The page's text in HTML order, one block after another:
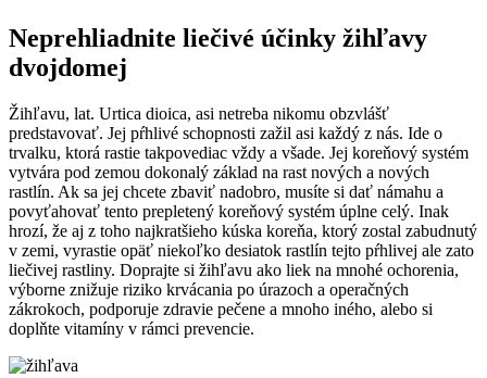
Neprehliadnite liečivé účinky žihľavy
dvojdomej
Žihľavu, lat. Urtica dioica, asi netreba nikomu obzvlášť
predstavovať. Jej pŕhlivé schopnosti zažil asi každý z nás. Ide o
trvalku, ktorá rastie takpovediac vždy a všade. Jej koreňový systém
vytvára pod zemou dokonalý základ na rast nových a nových
rastlín. Ak sa jej chcete zbaviť nadobro, musíte si dať námahu a
povyťahovať tento prepletený koreňový systém úplne celý. Inak
hrozí, že aj z toho najkratšieho kúska koreňa, ktorý zostal zabudnutý
v zemi, vyrastie opäť niekoľko desiatok rastlín tejto pŕhlivej ale zato
liečivej rastliny. Doprajte si žihľavu ako liek na mnohé ochorenia,
výborne znižuje riziko krvácania po úrazoch a operačných
zákrokoch, podporuje zdravie pečene a mnoho iného, alebo si
doplňte vitamíny v rámci prevencie.